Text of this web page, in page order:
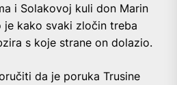
i Solakovoj kuli don Marin
je kako svaki zločin treba
s koje strane on dolazio.
da je poruka Trusine